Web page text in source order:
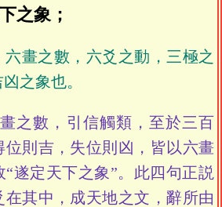
之象；
六畫之數，六爻之動，三極之
之象也。
之數，引信觸類，至於三百
位則吉，失位則凶，皆以六畫
“遂定天下之象”。此四句正説
在其中，成天地之文，辭所由